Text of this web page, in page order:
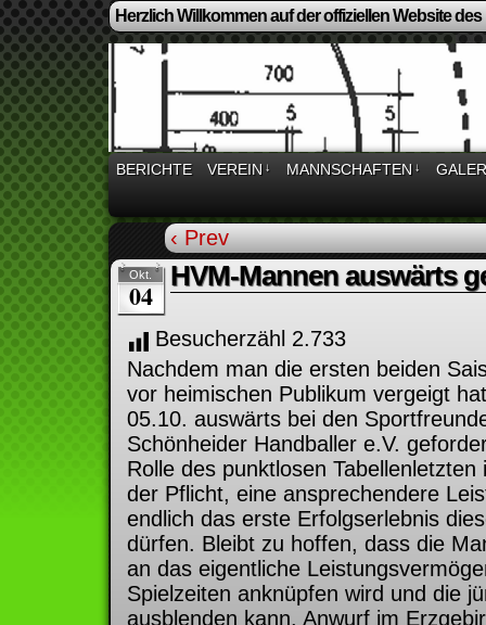
Herzlich Willkommen auf der offiziellen Website
BERICHTE VEREIN ↓ MANNSCHAFTEN ↓
‹ Prev
Okt.
04
HVM-Mannen auswärts
Besucherzähl 2.733
Nachdem man die ersten beiden
vor heimischen Publikum vergeigt
05.10. auswärts bei den
Schönheider Handballer e.V.
Rolle des punktlosen
der Pflicht, eine ansprechendere
endlich das erste Erfolgserlebnis
dürfen. Bleibt zu hoffen, dass die
an das eigentliche
Spielzeiten anknüpfen wird und die
ausblenden kann. Anwurf im